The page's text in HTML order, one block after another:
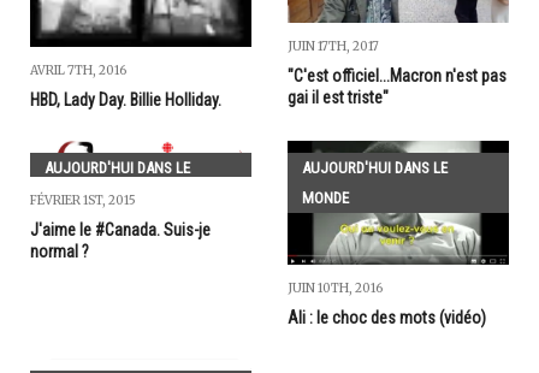
AVRIL 7TH, 2016
HBD, Lady Day. Billie Holliday.
JUIN 17TH, 2017
"C'est officiel...Macron n'est pas
gai il est triste"
AUJOURD'HUI DANS LE
MONDE
FÉVRIER 1ST, 2015
J'aime le #Canada. Suis-je
normal ?
AUJOURD'HUI DANS LE
MONDE
JUIN 10TH, 2016
Ali : le choc des mots (vidéo)